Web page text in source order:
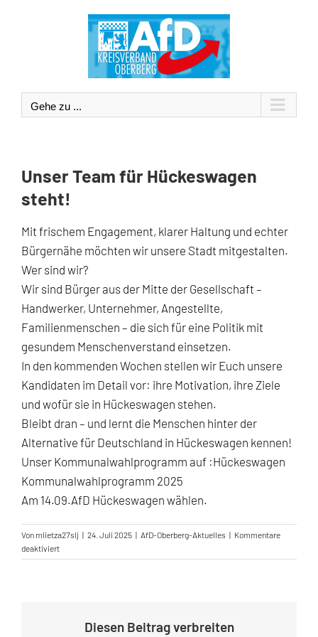
Gehe zu ...
Unser Team für Hückeswagen
steht!
Mit frischem Engagement, klarer Haltung und echter
Bürgernähe möchten wir unsere Stadt mitgestalten.
Wer sind wir?
Wir sind Bürger aus der Mitte der Gesellschaft –
Handwerker, Unternehmer, Angestellte,
Familienmenschen – die sich für eine Politik mit
gesundem Menschenverstand einsetzen.
In den kommenden Wochen stellen wir Euch unsere
Kandidaten im Detail vor: ihre Motivation, ihre Ziele
und wofür sie in Hückeswagen stehen.
Bleibt dran – und lernt die Menschen hinter der
Alternative für Deutschland in Hückeswagen kennen!
Unser Kommunalwahlprogramm auf :Hückeswagen
Kommunalwahlprogramm 2025
Am 14.09.AfD Hückeswagen wählen.
Von mlietza27slj | 24. Juli 2025 | AfD-Oberberg-Aktuelles | Kommentare
deaktiviertfür
Unser
Diesen Beitrag verbreiten